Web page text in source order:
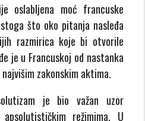
oslabljena moć francuske
što oko pitanja nasleđa
razmirica koje bi otvorile
je u Francuskoj od nastanka
zakonskim aktima.
je bio važan uzor
režimima. U